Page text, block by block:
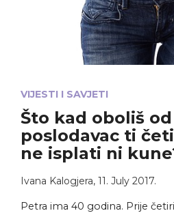
VIJESTI I SAVJETI
Što kad oboliš od
poslodavac ti
ne isplati ni
Ivana Kalogjera, 11. July 2017.
Petra ima 40 godina. Prije